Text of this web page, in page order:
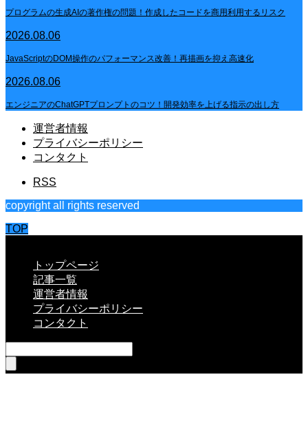
プログラムの生成AIの著作権の問題！作成したコードを商用利用するリスク
2026.08.06
JavaScriptのDOM操作のパフォーマンス改善！再描画を抑え高速化
2026.08.06
エンジニアのChatGPTプロンプトのコツ！開発効率を上げる指示の出し方
運営者情報
プライバシーポリシー
コンタクト
RSS
copyright all rights reserved
TOP
トップページ
記事一覧
運営者情報
プライバシーポリシー
コンタクト